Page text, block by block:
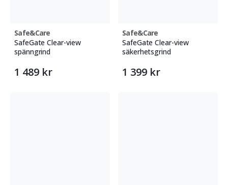
Safe&Care
SafeGate Clear-view
spänngrind
1 489 kr
Safe&Care
SafeGate Clear-view
säkerhetsgrind
1 399 kr